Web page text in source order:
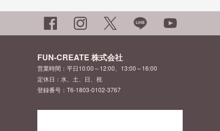
FUN-CREATE 株式会社
営業時間：平日10:00～12:00、13:00～16:00
定休日：水、土、日、祝
登録番号：T6-1803-0102-3767